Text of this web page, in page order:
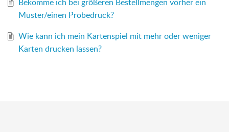
Muster/einen Probedruck?
Wie kann ich mein Kartenspiel mit mehr oder weniger
Karten drucken lassen?